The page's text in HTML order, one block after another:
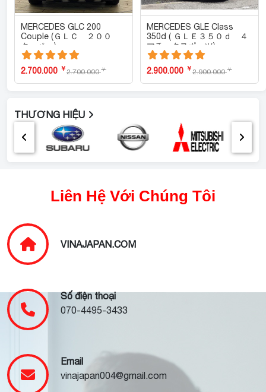
MERCEDES GLC 200
Couple (ＧＬＣ ２００
クーペ )
2.700.000￥
2.700.000 ￥
MERCEDES GLE Class
350d ( ＧＬＥ３５０ｄ ４
マチックスポーツ)
2.900.000￥
2.900.000 ￥
THƯƠNG HIỆU
Liên Hệ Với Chúng Tôi
VINAJAPAN.COM
Số điện thoại
070-4495-3433
Email
vinajapan004@gmail.com